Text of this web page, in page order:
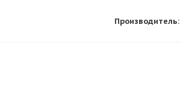
Производитель: